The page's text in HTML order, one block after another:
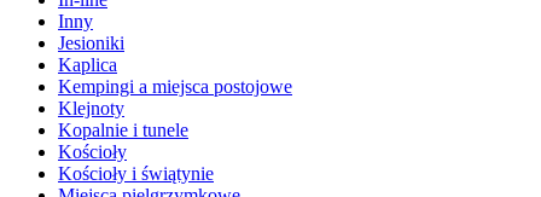
Inny
Jesioniki
Kaplica
Kempingi a miejsca postojowe
Klejnoty
Kopalnie i tunele
Kościoły
Kościoły i świątynie